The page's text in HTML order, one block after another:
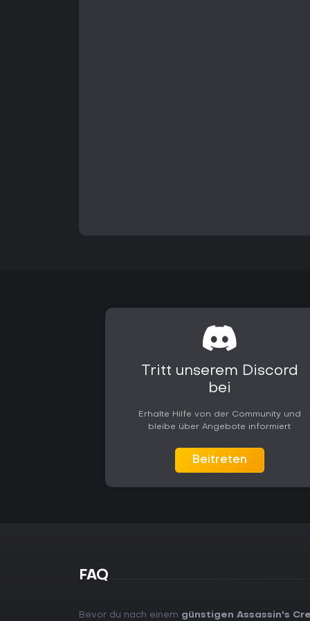
Tritt unserem Discord
bei
Erhalte Hilfe von der Community und
bleibe über Angebote informiert
Beitreten
FAQ
Bevor du nach einem günstigen Assassin's